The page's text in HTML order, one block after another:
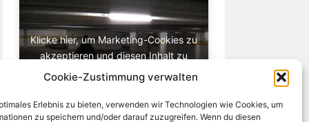
Cookie-Zustimmung verwalten
Erlebnis zu bieten, verwenden wir Technologien wie Cookies, um
zu speichern und/oder darauf zuzugreifen. Wenn du diesen
Klicke hier, um Marketing-Cookies zu
akzeptieren und diesen Inhalt zu
aktivieren